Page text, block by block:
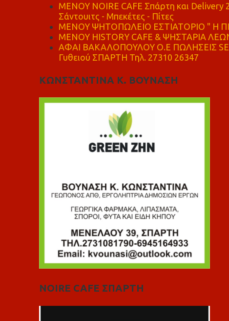
MENOY NOIRE CAFE Σπάρτη και
Σάντουιτς - Μπεκέτες - Πίτες
ΜΕΝΟΥ ΨΗΤΟΠΩΛΕΙΟ ΕΣΤΙΑΤΟΡΙΟ " Η
ΜΕΝΟΥ HISTORY CAFE & ΨΗΣΤΑΡΙΑ
ΑΦΑΙ ΒΑΚΑΛΟΠΟΥΛΟΥ Ο.Ε ΠΩΛΗΣΕΙΣ
Γυθειού ΣΠΑΡΤΗ Τηλ. 27310 26347
ΚΩΝΣΤΑΝΤΙΝΑ Κ. ΒΟΥΝΑΣΗ
NOIRE CAFE ΣΠΑΡΤΗ